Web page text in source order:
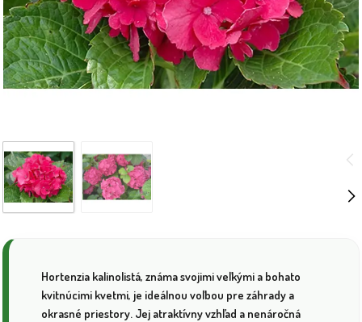
Hortenzia kalinolistá, známa svojimi veľkými a bohato
kvitnúcimi kvetmi, je ideálnou voľbou pre záhrady a
okrasné priestory. Jej atraktívny vzhľad a nenáročná